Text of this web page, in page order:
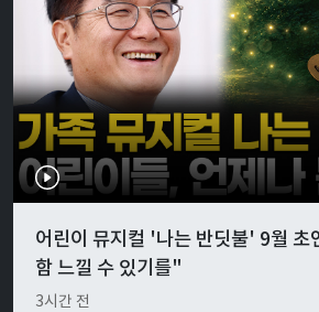
어린이 뮤지컬 '나는 반딧불' 9월
함 느낄 수 있기를"
3시간 전